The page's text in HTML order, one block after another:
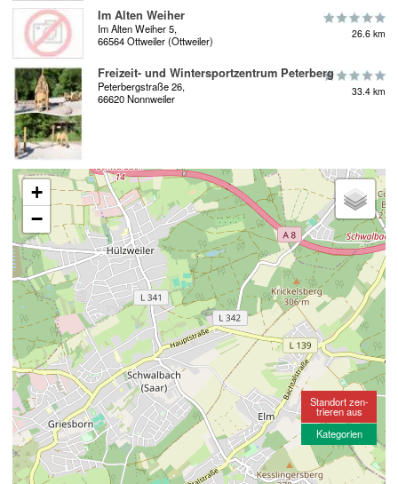
Im Alten Weiher
Im Alten Weiher 5,
66564 Ottweiler (Ottweiler)
26.6 km
Freizeit- und Wintersportzentrum Peterberg
Peterbergstraße 26,
66620 Nonnweiler
33.4 km
+
−
Standort zen-
trieren aus
Kategorien